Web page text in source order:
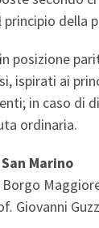
della
posizione
ispirati ai
in caso di
ordinaria.
Marino
Borgo
Giovanni